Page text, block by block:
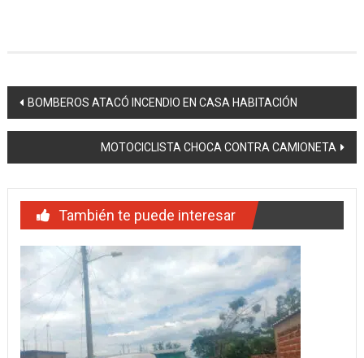
Navegación
de
entradas
BOMBEROS ATACÓ INCENDIO EN CASA HABITACIÓN
MOTOCICLISTA CHOCA CONTRA CAMIONETA
También te puede interesar